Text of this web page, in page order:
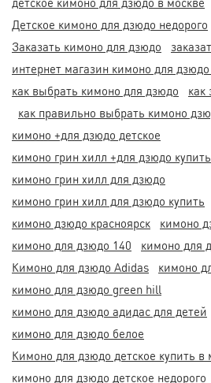
Детское кимоно для дзюдо недорого
Заказать кимоно для дзюдо
интернет магазин кимоно для
как выбрать кимоно для дзюдо
как
как правильно выбрать кимоно
кимоно +для дзюдо детское
кимоно грин хилл +для дзюдо купить
кимоно грин хилл для дзюдо
кимоно грин хилл для дзюдо купить
кимоно дзюдо красноярск
кимоно
кимоно для дзюдо 140
кимоно для
Кимоно для дзюдо Adidas
кимоно
кимоно для дзюдо green hill
кимоно для дзюдо адидас для детей
кимоно для дзюдо белое
Кимоно для дзюдо детское купить в
кимоно для дзюдо детское недорого